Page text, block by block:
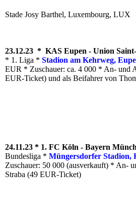
Stade Josy Barthel, Luxembourg, LUX
23.12.23 * KAS Eupen - Union
* 1. Liga * Stadion am Kehrweg,
EUR * Zuschauer: ca. 4 000 * An- und
EUR-Ticket) und als Beifahrer von
24.11.23 * 1. FC Köln - Bayern
Bundesliga * Müngersdorfer Stadion,
Zuschauer: 50 000 (ausverkauft) * An-
Straba (49 EUR-Ticket)